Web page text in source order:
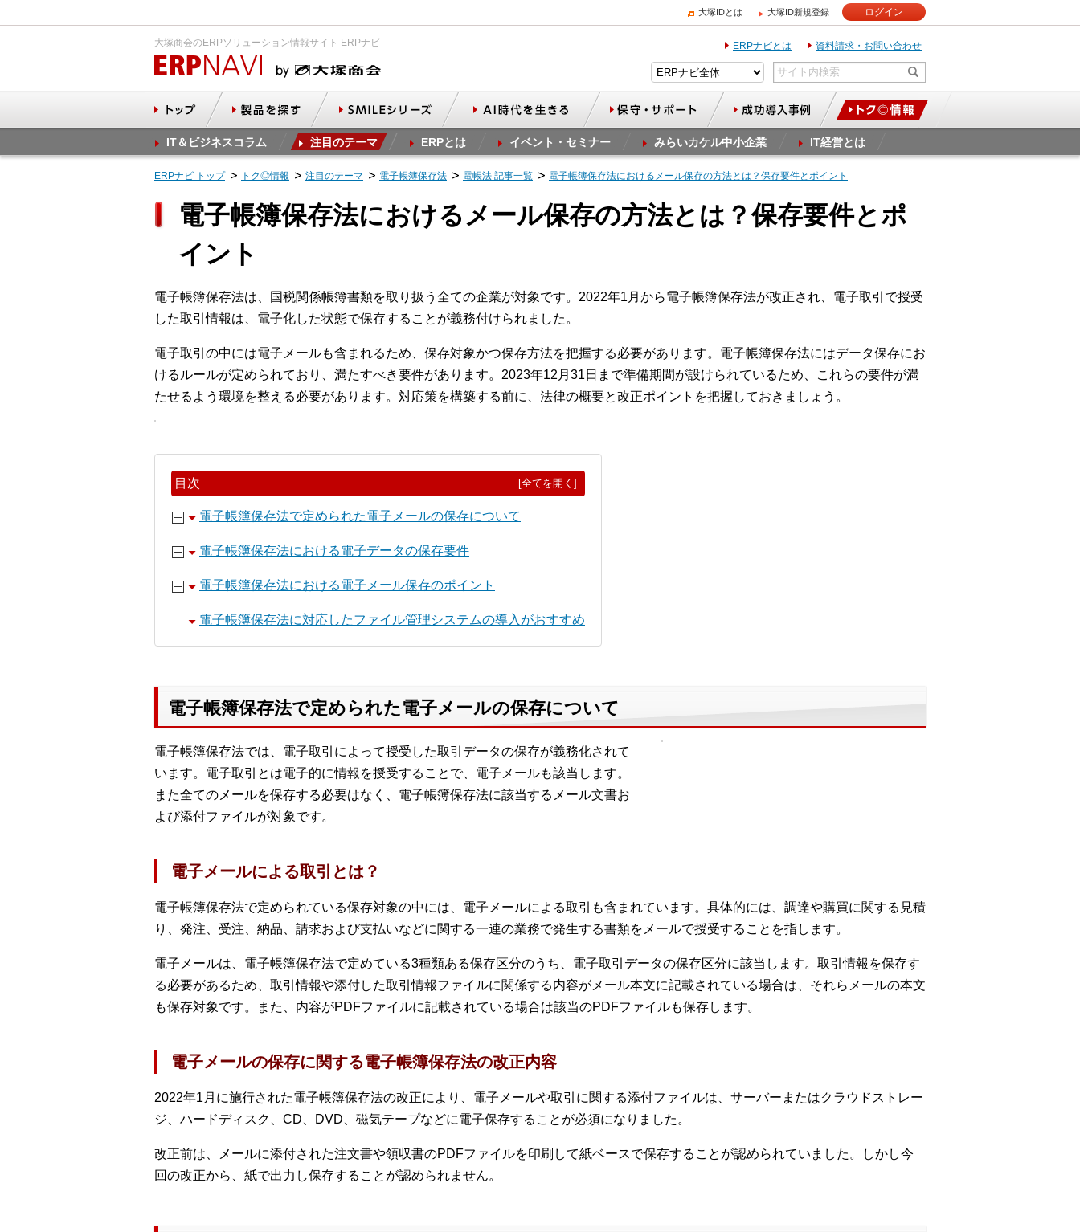
大塚IDとは 大塚ID新規登録 ログイン
大塚商会のERPソリューション情報サイト ERPナビ ERPナビとは 資料請求・お問い合わせ
IT＆ビジネスコラム 注目のテーマ ERPとは イベント・セミナー みらいカケル中小企業 IT経営とは
ERPナビ トップ トク◎情報 注目のテーマ 電子帳簿保存法 電帳法 記事一覧 電子帳簿保存法におけるメール保存の方法とは？保存要件とポイント
電子帳簿保存法におけるメール保存の方法とは？保存要件とポ
イント
電子帳簿保存法は、国税関係帳簿書類を取り扱う全ての企業が対象です。2022年1月から電子帳簿保存法が改正され、電子取引で授受
した取引情報は、電子化した状態で保存することが義務付けられました。
電子取引の中には電子メールも含まれるため、保存対象かつ保存方法を把握する必要があります。電子帳簿保存法にはデータ保存にお
けるルールが定められており、満たすべき要件があります。2023年12月31日まで準備期間が設けられているため、これらの要件が満
たせるよう環境を整える必要があります。対応策を構築する前に、法律の概要と改正ポイントを把握しておきましょう。
目次 [全てを開く]
電子帳簿保存法で定められた電子メールの保存について
電子帳簿保存法における電子データの保存要件
電子帳簿保存法における電子メール保存のポイント
電子帳簿保存法に対応したファイル管理システムの導入がおすすめ
電子帳簿保存法で定められた電子メールの保存について
電子帳簿保存法では、電子取引によって授受した取引データの保存が義務化されて
います。電子取引とは電子的に情報を授受することで、電子メールも該当します。
また全てのメールを保存する必要はなく、電子帳簿保存法に該当するメール文書お
よび添付ファイルが対象です。
電子メールによる取引とは？
電子帳簿保存法で定められている保存対象の中には、電子メールによる取引も含まれています。具体的には、調達や購買に関する見積
り、発注、受注、納品、請求および支払いなどに関する一連の業務で発生する書類をメールで授受することを指します。
電子メールは、電子帳簿保存法で定めている3種類ある保存区分のうち、電子取引データの保存区分に該当します。取引情報を保存す
る必要があるため、取引情報や添付した取引情報ファイルに関係する内容がメール本文に記載されている場合は、それらメールの本文
も保存対象です。また、内容がPDFファイルに記載されている場合は該当のPDFファイルも保存します。
電子メールの保存に関する電子帳簿保存法の改正内容
2022年1月に施行された電子帳簿保存法の改正により、電子メールや取引に関する添付ファイルは、サーバーまたはクラウドストレー
ジ、ハードディスク、CD、DVD、磁気テープなどに電子保存することが必須になりました。
改正前は、メールに添付された注文書や領収書のPDFファイルを印刷して紙ベースで保存することが認められていました。しかし今
回の改正から、紙で出力し保存することが認められません。